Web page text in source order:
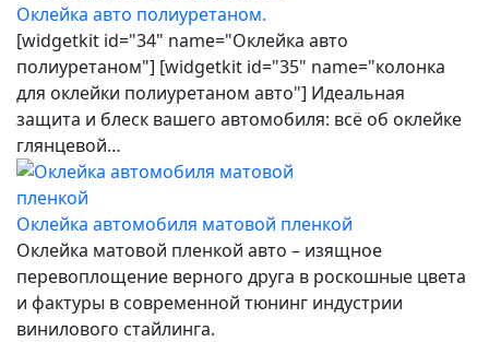
Оклейка авто полиуретаном.
[widgetkit id="34" name="Оклейка авто
полиуретаном"] [widgetkit id="35" name="колонка
для оклейки полиуретаном авто"] Идеальная
защита и блеск вашего автомобиля: всё об оклейке
глянцевой…
Оклейка автомобиля матовой пленкой
Оклейка матовой пленкой авто – изящное
перевоплощение верного друга в роскошные цвета
и фактуры в современной тюнинг индустрии
винилового стайлинга.